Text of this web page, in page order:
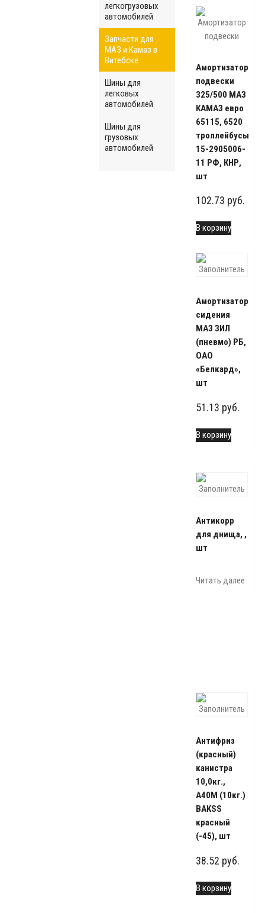
Амортизатор
подвески
325/500 МАЗ
КАМАЗ евро
65115, 6520
троллейбусы
15-2905006-
11 РФ, КНР,
шт
102.73 руб.
В корзину
Амортизатор
сидения
МАЗ ЗИЛ
(пневмо) РБ,
ОАО
«Белкард»,
шт
51.13 руб.
В корзину
Антикорр
для днища, ,
шт
Читать далее
Антифриз
(красный)
канистра
10,0кг.,
А40М (10кг.)
BAKSS
красный
(-45), шт
38.52 руб.
В корзину
легкогрузовых
автомобилей
Запчасти для
МАЗ и Камаз в
Витебске
Шины для
легковых
автомобилей
Шины для
грузовых
автомобилей